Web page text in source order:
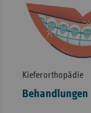
Kieferorthopädie